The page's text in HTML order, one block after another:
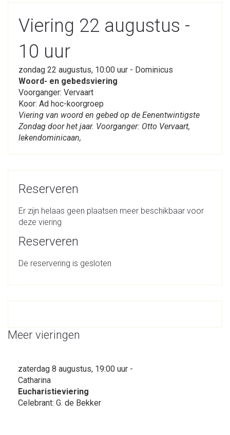
Viering 22 augustus -
10 uur
zondag 22 augustus, 10:00 uur - Dominicus
Woord- en gebedsviering
Voorganger: Vervaart
Koor: Ad hoc-koorgroep
Viering van woord en gebed op de Eenentwintigste
Zondag door het jaar. Voorganger: Otto Vervaart,
lekendominicaan,
Reserveren
Er zijn helaas geen plaatsen meer beschikbaar voor
deze viering
Reserveren
De reservering is gesloten
Meer vieringen
zaterdag 8 augustus, 19:00 uur -
Catharina
Eucharistieviering
Celebrant: G. de Bekker